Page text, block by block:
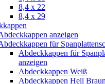
8,4 x 22
8,4 x 29
anzeigen
für
Abdeckkappen für
anzeigen
Abdeckkappen Weiß
Abdeckkappen Hell Braun